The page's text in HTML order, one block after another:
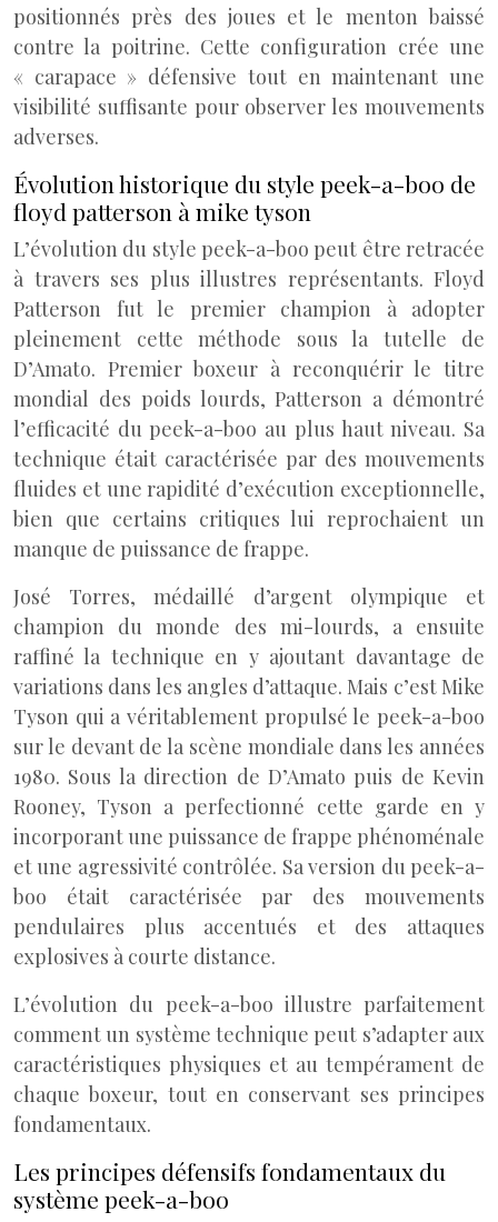
positionnés près des joues et le menton baissé
contre la poitrine. Cette configuration crée une
« carapace » défensive tout en maintenant une
visibilité suffisante pour observer les mouvements
adverses.
Évolution historique du style peek-a-boo de
floyd patterson à mike tyson
L’évolution du style peek-a-boo peut être retracée
à travers ses plus illustres représentants. Floyd
Patterson fut le premier champion à adopter
pleinement cette méthode sous la tutelle de
D’Amato. Premier boxeur à reconquérir le titre
mondial des poids lourds, Patterson a démontré
l’efficacité du peek-a-boo au plus haut niveau. Sa
technique était caractérisée par des mouvements
fluides et une rapidité d’exécution exceptionnelle,
bien que certains critiques lui reprochaient un
manque de puissance de frappe.
José Torres, médaillé d’argent olympique et
champion du monde des mi-lourds, a ensuite
raffiné la technique en y ajoutant davantage de
variations dans les angles d’attaque. Mais c’est Mike
Tyson qui a véritablement propulsé le peek-a-boo
sur le devant de la scène mondiale dans les années
1980. Sous la direction de D’Amato puis de Kevin
Rooney, Tyson a perfectionné cette garde en y
incorporant une puissance de frappe phénoménale
et une agressivité contrôlée. Sa version du peek-a-
boo était caractérisée par des mouvements
pendulaires plus accentués et des attaques
explosives à courte distance.
L’évolution du peek-a-boo illustre parfaitement
comment un système technique peut s’adapter aux
caractéristiques physiques et au tempérament de
chaque boxeur, tout en conservant ses principes
fondamentaux.
Les principes défensifs fondamentaux du
système peek-a-boo